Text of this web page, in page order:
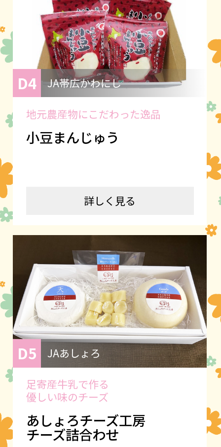
D4 JA帯広かわにし
地元農産物にこだわった逸品
小豆まんじゅう
詳しく見る
D5 JAあしょろ
足寄産牛乳で作る
優しい味のチーズ
あしょろチーズ工房
チーズ詰合わせ